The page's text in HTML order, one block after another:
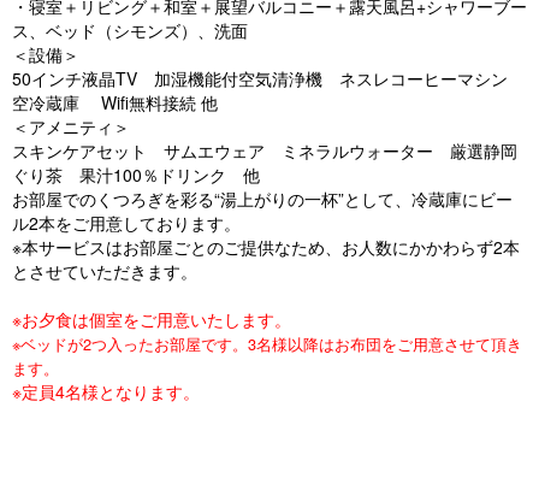
o
u
s
・寝室＋リビング＋和室＋展望バルコニー＋露天風呂+シャワーブー
ス、ベッド（シモンズ）、洗面
＜設備＞
50インチ液晶TV 加湿機能付空気清浄機 ネスレコーヒーマシン
空冷蔵庫 Wifi無料接続 他
＜アメニティ＞
スキンケアセット サムエウェア ミネラルウォーター 厳選静岡
ぐり茶 果汁100％ドリンク 他
お部屋でのくつろぎを彩る“湯上がりの一杯”として、冷蔵庫にビー
ル2本をご用意しております。
※本サービスはお部屋ごとのご提供なため、お人数にかかわらず2本
とさせていただきます。
※お夕食は個室をご用意いたします。
※ベッドが2つ入ったお部屋です。3名様以降はお布団をご用意させて頂き
ます。
※定員4名様となります。